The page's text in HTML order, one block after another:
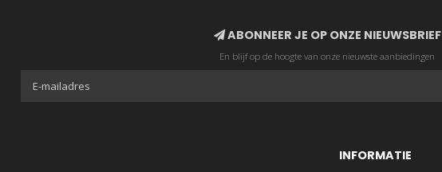
ABONNEER JE OP ONZE NIEUWSBRIEF
En blijf op de hoogte van onze nieuwste aanbiedingen
INFORMATIE